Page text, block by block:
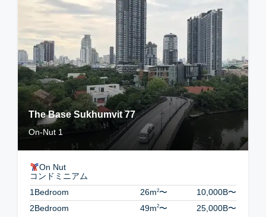
The Base Sukhumvit 77
On-Nut 1
On Nut
コンドミニアム
1Bedroom
26m2〜 10,000B〜
2Bedroom
49m2〜 25,000B〜